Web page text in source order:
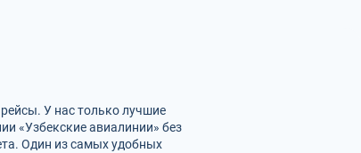
У нас только лучшие
«Узбекские авиалинии» без
Один из самых удобных